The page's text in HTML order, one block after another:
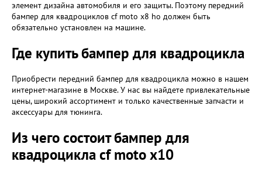
элемент дизайна автомобиля и его защиты. Поэтому передний
бампер для квадроциклов cf moto x8 ho должен быть
обязательно установлен на машине.
Где купить бампер для квадроцикла
Приобрести передний бампер для квадроцикла можно в нашем
интернет-магазине в Москве. У нас вы найдете привлекательные
цены, широкий ассортимент и только качественные запчасти и
аксессуары для тюнинга.
Из чего состоит бампер для
квадроцикла cf moto x10